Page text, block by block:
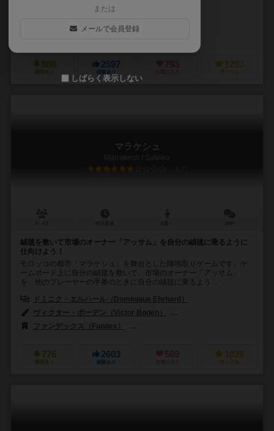
レジス・ボネッセ（Regis Bonnessee）
880
興味あり
2597
経験あり お気に入り
1263
持ってる
マラケシュ
Marrakech / Suleika
6.7
絨毯を敷いて市場のオーナー「アッサム」を自分の絨毯に乗るように
仕向けよう！
モロッコの都市「マラケシュ」を舞台とした陣地取りゲームです。ゲ
ームボード上に自分の絨毯を敷いて、市場のオーナー「アッサム」
を、他のプレーヤーの手番のときに自分の絨毯に乗るよう...
ドミニク・エルハール（Dominique Ehrhard）
ヴィクター・ボーデン（Victor Boden）
ファンデックス（Fundex）
776
興味あり
2603
経験あり
589
お気に入り
1028
持ってる
または
メールで会員登録
しばらく表示しない